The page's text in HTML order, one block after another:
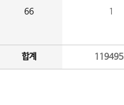
66 1
합계